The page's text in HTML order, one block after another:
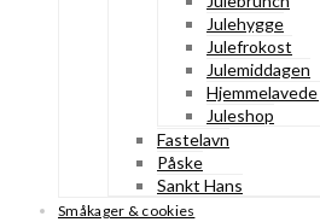
Julehygge
Julefrokost
Julemiddagen
Juleshop
Fastelavn
Påske
Sankt Hans
Småkager & cookies